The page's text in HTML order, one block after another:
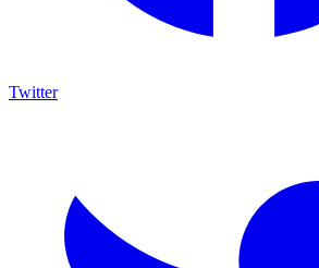
Twitter